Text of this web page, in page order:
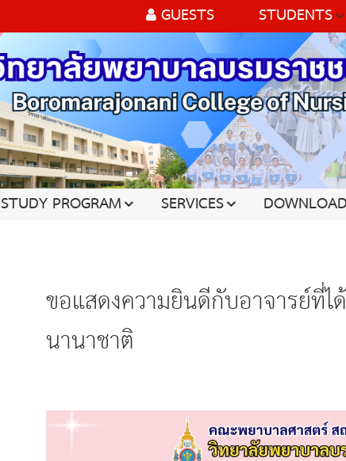
GUESTS STUDENTS
STUDY PROGRAM SERVICES
ขอแสดงความยินดีกับอาจารย์ที่
นานาชาติ